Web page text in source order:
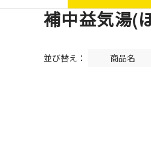
補中益気湯(
並び替え： 商品名